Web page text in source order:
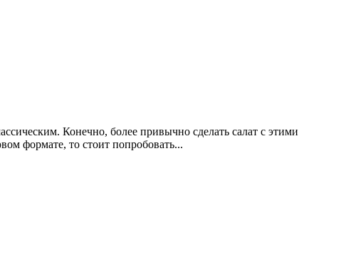
Конечно, более привычно сделать салат с этими
формате, то стоит попробовать...